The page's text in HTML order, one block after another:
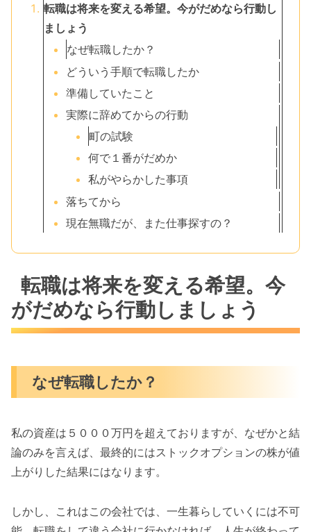
転職は将来を変える希望。今がだめなら行動し
ましょう
なぜ転職したか？
どういう手順で転職したか
準備していたこと
実際に辞めてからの行動
町の試験
何で１番がだめか
私がやらかした事項
落ちてから
現在無職だが、また仕事探すの？
転職は将来を変える希望。今
がだめなら行動しましょう
なぜ転職したか？
私の資産は５０００万円を超えておりますが、なぜかと結
論のみを言えば、最終的にはストックオプションの株が値
上がりした結果にはなります。
しかし、これはこの会社では、一生暮らしていくには不可